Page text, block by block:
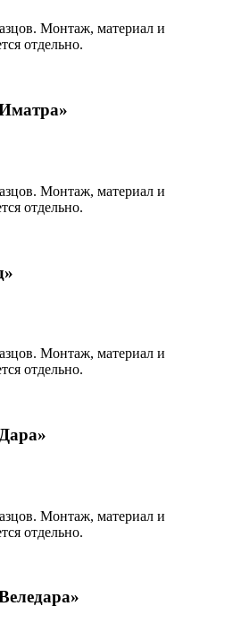
Монтаж, материал и
отдельно.
Монтаж, материал и
отдельно.
Монтаж, материал и
отдельно.
Монтаж, материал и
отдельно.